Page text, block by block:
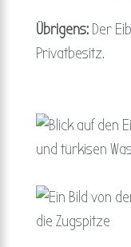
Übrigens:Der
Privatbesitz.